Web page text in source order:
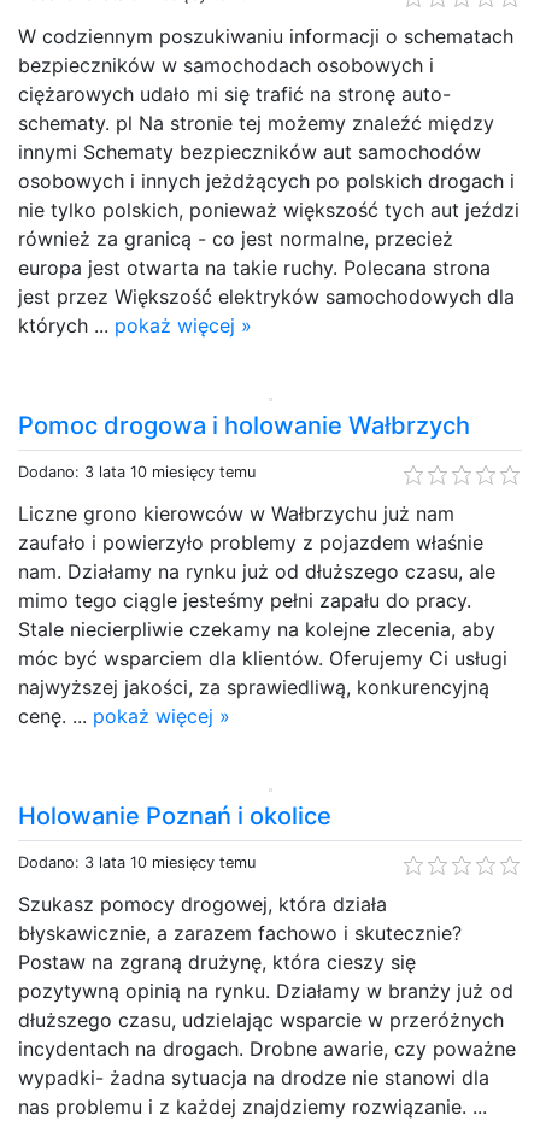
W codziennym poszukiwaniu informacji o schematach
bezpieczników w samochodach osobowych i
ciężarowych udało mi się trafić na stronę auto-
schematy. pl Na stronie tej możemy znaleźć między
innymi Schematy bezpieczników aut samochodów
osobowych i innych jeżdżących po polskich drogach i
nie tylko polskich, ponieważ większość tych aut jeździ
również za granicą - co jest normalne, przecież
europa jest otwarta na takie ruchy. Polecana strona
jest przez Większość elektryków samochodowych dla
których ... pokaż więcej »
Pomoc drogowa i holowanie Wałbrzych
Dodano: 3 lata 10 miesięcy temu
Liczne grono kierowców w Wałbrzychu już nam
zaufało i powierzyło problemy z pojazdem właśnie
nam. Działamy na rynku już od dłuższego czasu, ale
mimo tego ciągle jesteśmy pełni zapału do pracy.
Stale niecierpliwie czekamy na kolejne zlecenia, aby
móc być wsparciem dla klientów. Oferujemy Ci usługi
najwyższej jakości, za sprawiedliwą, konkurencyjną
cenę. ... pokaż więcej »
Holowanie Poznań i okolice
Dodano: 3 lata 10 miesięcy temu
Szukasz pomocy drogowej, która działa
błyskawicznie, a zarazem fachowo i skutecznie?
Postaw na zgraną drużynę, która cieszy się
pozytywną opinią na rynku. Działamy w branży już od
dłuższego czasu, udzielając wsparcie w przeróżnych
incydentach na drogach. Drobne awarie, czy poważne
wypadki- żadna sytuacja na drodze nie stanowi dla
nas problemu i z każdej znajdziemy rozwiązanie. ...